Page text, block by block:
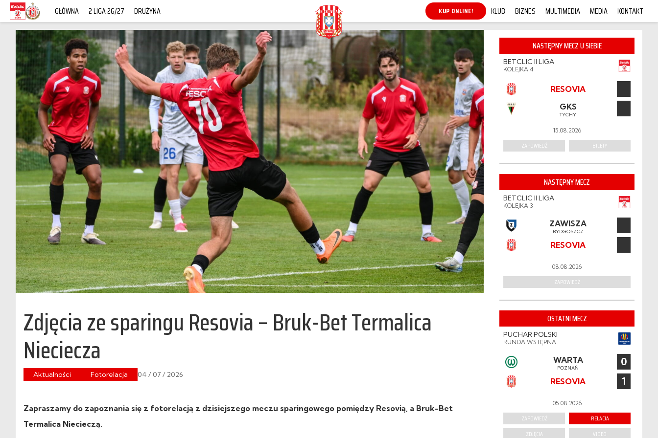
GŁÓWNA 2 LIGA 26/27 DRUŻYNA BILETY 26/27 KLUB BIZNES MULTIMEDIA MEDIA KONTAKT
Zdjęcia ze sparingu Resovia – Bruk-Bet Termalica
Nieciecza
Aktualności Fotorelacja 04 / 07 / 2026
Zapraszamy do zapoznania się z fotorelacją z dzisiejszego meczu sparingowego pomiędzy Resovią, a Bruk-Bet
Termalica Niecieczą.
NASTĘPNY MECZ U SIEBIE
BETCLIC II LIGA
KOLEJKA 4
RESOVIA
GKS
TYCHY
15.08.2026
ZAPOWIEDŹ BILETY
NASTĘPNY MECZ
BETCLIC II LIGA
KOLEJKA 3
ZAWISZA
BYDGOSZCZ
RESOVIA
08.08.2026
ZAPOWIEDŹ
OSTATNI MECZ
PUCHAR POLSKI
RUNDA WSTĘPNA
WARTA
POZNAŃ 0
RESOVIA 1
05.08.2026
ZAPOWIEDŹ
RELACJA
ZDJĘCIA
VIDEO